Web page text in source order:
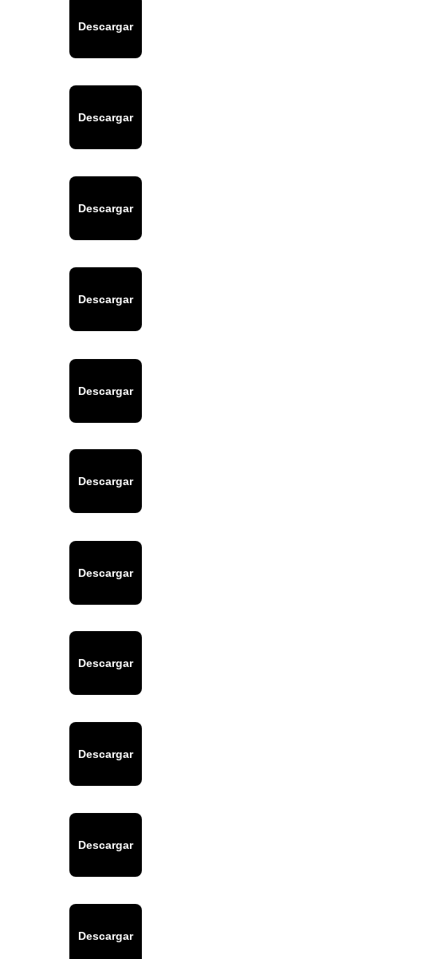
Descargar
Descargar
Descargar
Descargar
Descargar
Descargar
Descargar
Descargar
Descargar
Descargar
Descargar